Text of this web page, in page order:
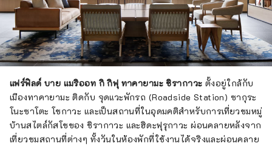
แฟร์ฟิลด์ บาย แมริออท กิ กิฟุ ทาคายามะ ชิรากาวะ ตั้งอยู่ใกล้กับ
เมืองทาคายามะ ติดกับ จุดแวะพักรถ (Roadside Station) ซากุระ
โนะซาโตะ โชกาวะ และเป็นสถานที่ในอุดมคติสำหรับการเที่ยวชมหมู่
บ้านสไตล์กัสโชของ ชิรากาวะ และฮิดะฟุรุกาวะ ผ่อนคลายหลังจาก
เที่ยวชมสถานที่ต่างๆ ทั้งวันในห้องพักที่ใช้งานได้จริงและผ่อนคลาย